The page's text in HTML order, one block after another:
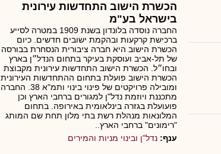
הכשרת הישוב התחדשות עירונית
בישראל בע"מ
החברה נוסדה בלונדון בשנת 1909 במטרה לסייע
ברכישת קרקעות ובהקמת ישובים חדשים. כיום
הכשרת הישוב היא חברה ציבורית הנסחרת בבורסה
של תל-אביב ועוסקת בעיקר בתחום הנדל״ן בארץ
ובחו״ל. הכשרת הישוב התחדשות עירונית מקבוצת
הכשרת הישוב פועלת בתחום ההתחדשות העירונית
ומובילה פרויקטים של פינוי בינוי ותמ"א 38. החברה
מתכננת ויוזמת נדל"ן למגורים ברחבי הארץ וכן
פועועלת בגזרה בינלאומית באירופה. בתחום
המלונאות מנהלת רשת בתי מלון תחת שם המותג
"רימונים" ברחבי הארץ..
ענף: נדל"ן ובינוי מניות והמירים